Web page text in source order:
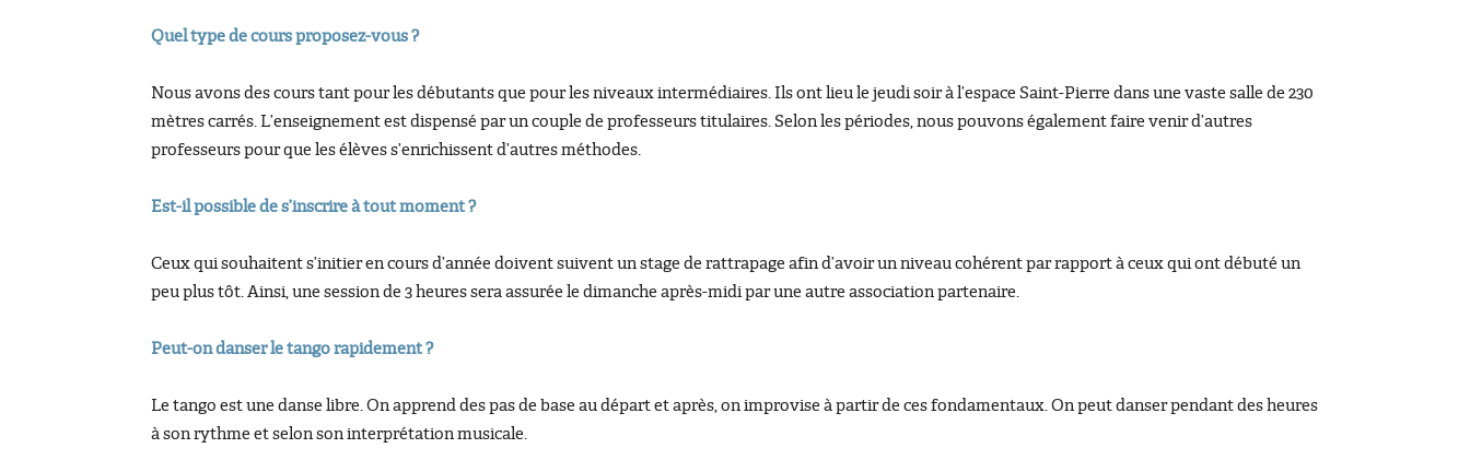
Quel type de cours proposez-vous ?
Nous avons des cours tant pour les débutants que pour les niveaux intermédiaires. Ils ont lieu le jeudi soir à l’espace Saint-Pierre dans une vaste salle de 230
mètres carrés. L’enseignement est dispensé par un couple de professeurs titulaires. Selon les périodes, nous pouvons également faire venir d’autres
professeurs pour que les élèves s’enrichissent d’autres méthodes.
Est-il possible de s’inscrire à tout moment ?
Ceux qui souhaitent s’initier en cours d’année doivent suivent un stage de rattrapage afin d’avoir un niveau cohérent par rapport à ceux qui ont débuté un
peu plus tôt. Ainsi, une session de 3 heures sera assurée le dimanche après-midi par une autre association partenaire.
Peut-on danser le tango rapidement ?
Le tango est une danse libre. On apprend des pas de base au départ et après, on improvise à partir de ces fondamentaux. On peut danser pendant des heures
à son rythme et selon son interprétation musicale.